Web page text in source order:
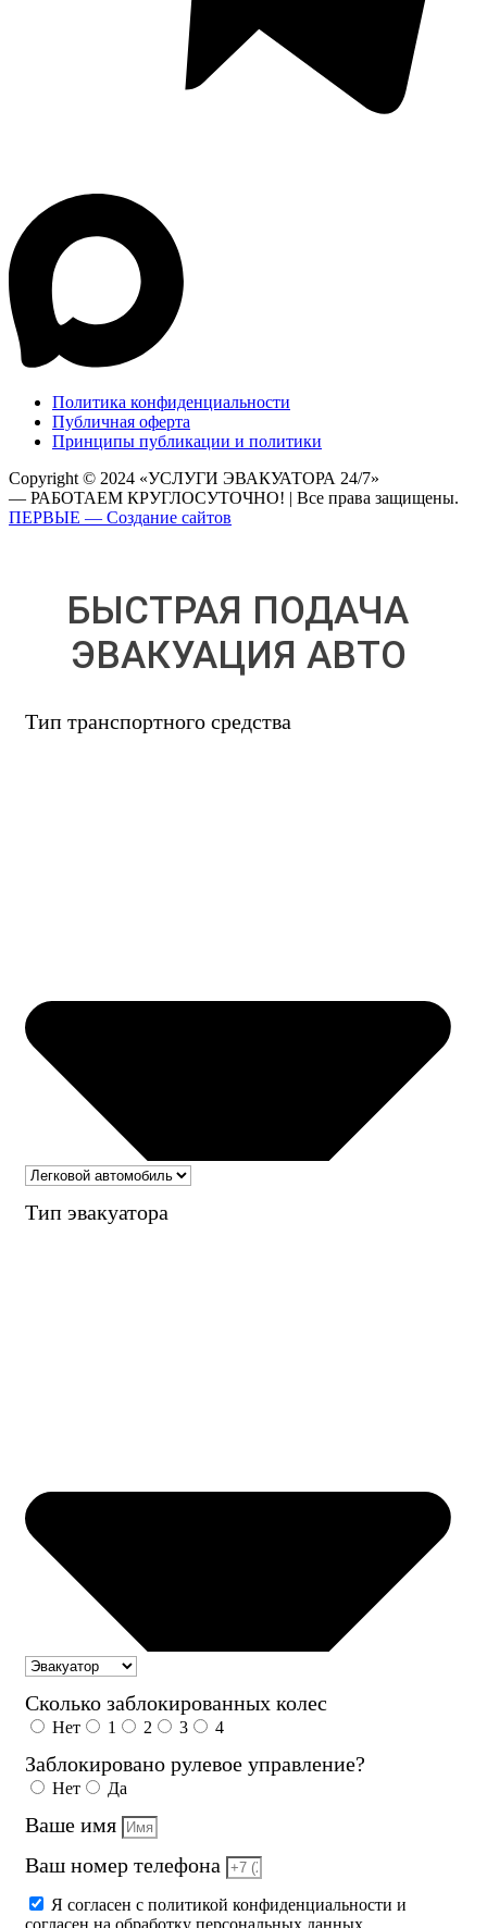
Политика конфиденциальности
Публичная оферта
Принципы публикации и политики
Copyright © 2024 «УСЛУГИ ЭВАКУАТОРА 24/7»
— РАБОТАЕМ КРУГЛОСУТОЧНО! | Все права защищены.
ПЕРВЫЕ — Создание сайтов
БЫСТРАЯ ПОДАЧА
ЭВАКУАЦИЯ АВТО
Тип транспортного средства
Тип эвакуатора
Сколько заблокированных колес
Нет 1 2 3 4
Заблокировано рулевое управление?
Нет Да
Ваше имя
Ваш номер телефона
Я согласен с политикой конфиденциальности и